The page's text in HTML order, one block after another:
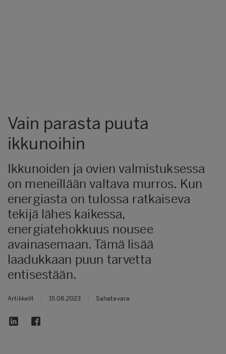
Vain parasta puuta
ikkunoihin
Ikkunoiden ja ovien valmistuksessa
on meneillään valtava murros. Kun
energiasta on tulossa ratkaiseva
tekijä lähes kaikessa,
energiatehokkuus nousee
avainasemaan. Tämä lisää
laadukkaan puun tarvetta
entisestään.
Artikkelit 15.08.2023 Sahatavara